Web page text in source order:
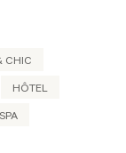
CHIC
HÔTEL
SPA